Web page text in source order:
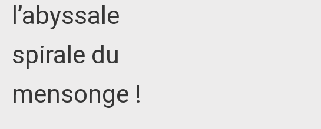
l’abyssale
spirale du
mensonge !